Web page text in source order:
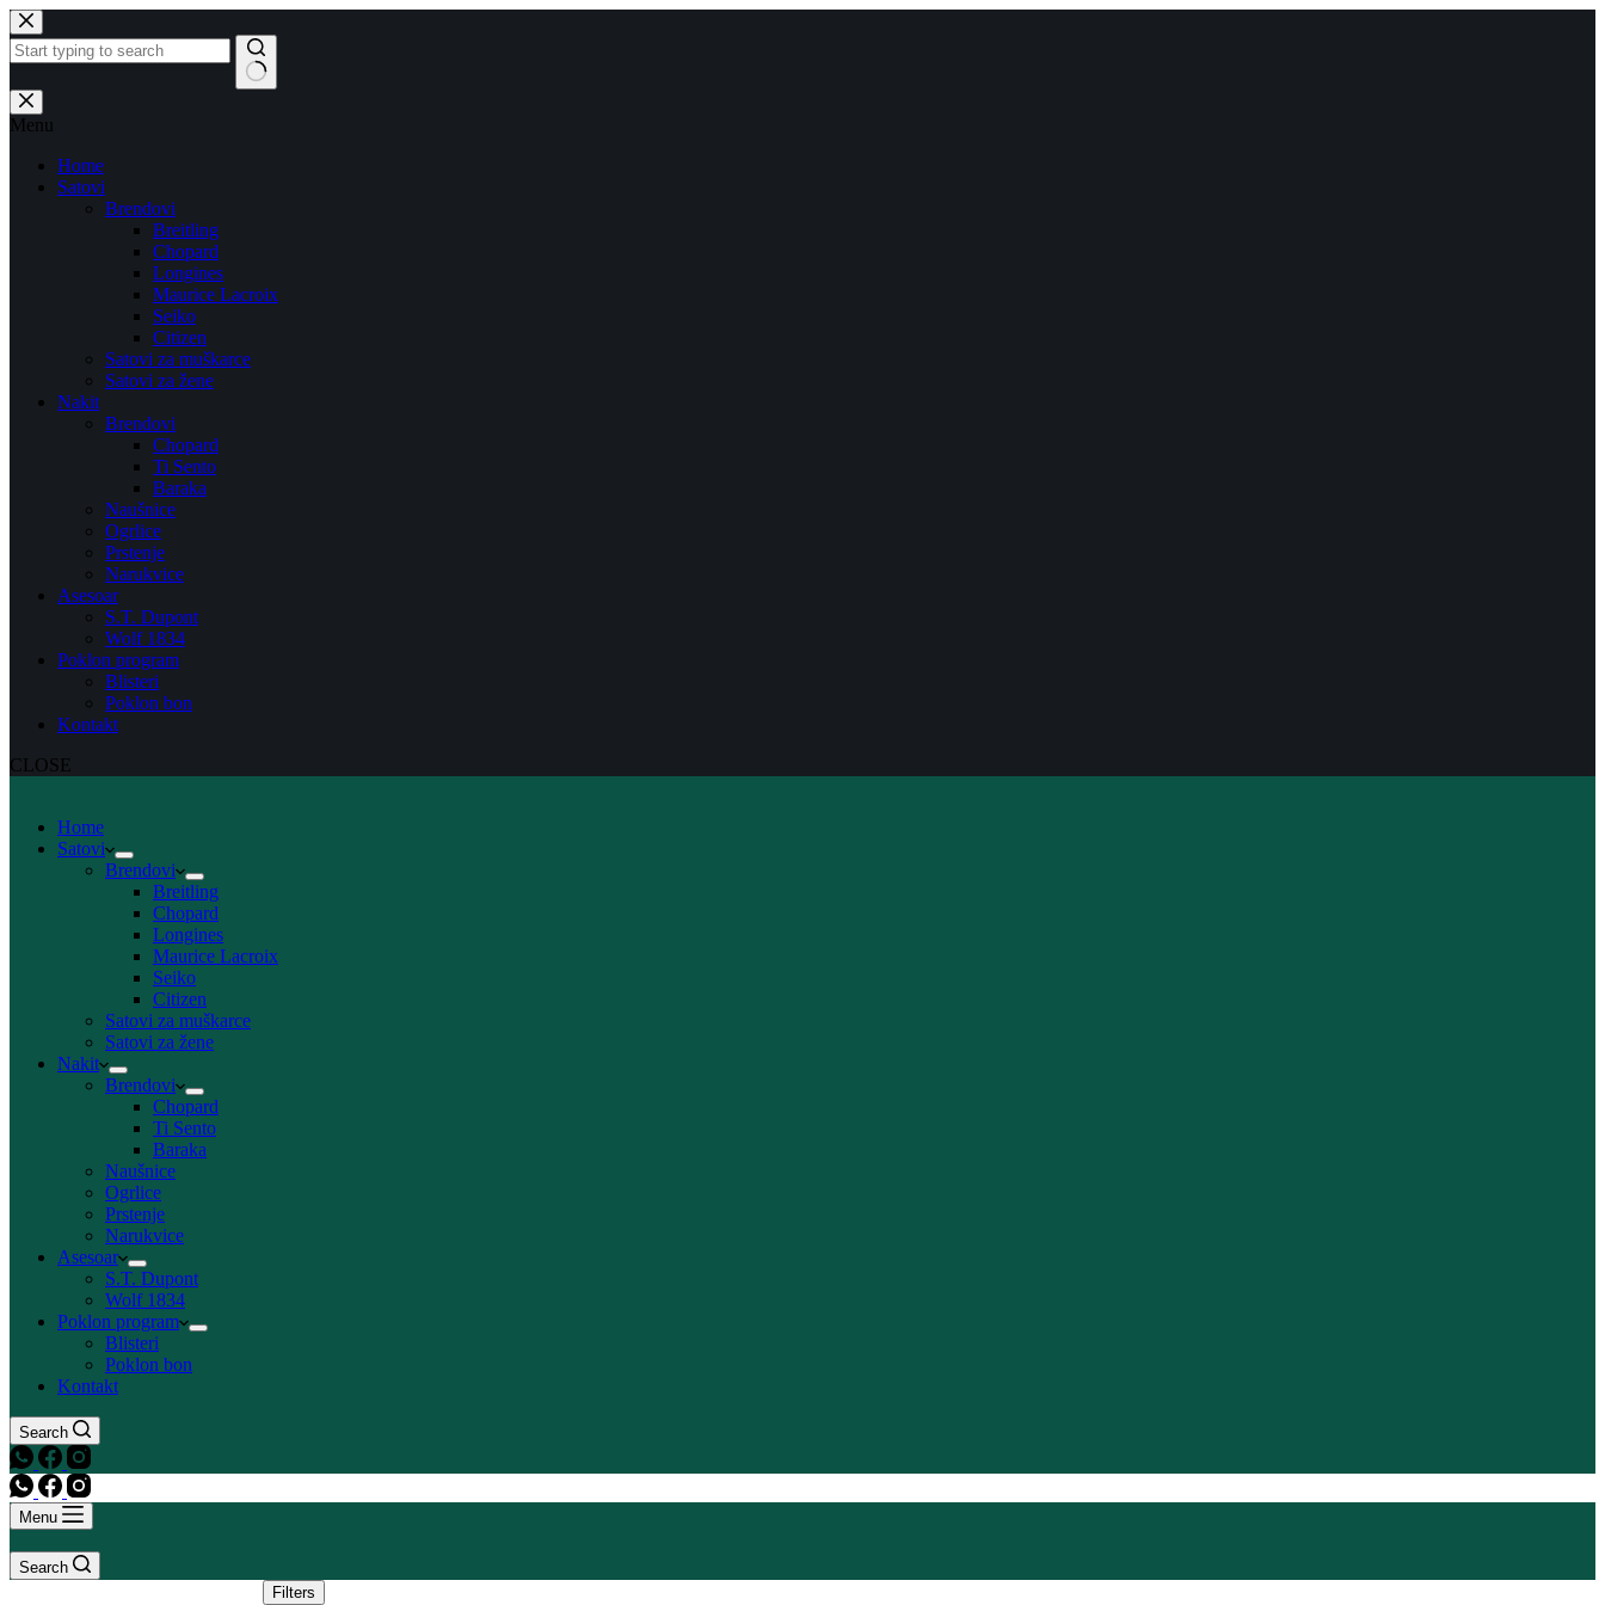
Skip
to
content
No
results
Menu
Home
Satovi
Brendovi
Breitling
Chopard
Longines
Maurice Lacroix
Seiko
Citizen
Satovi za muškarce
Satovi za žene
Nakit
Brendovi
Chopard
Ti Sento
Baraka
Naušnice
Ogrlice
Prstenje
Narukvice
Asesoar
S.T. Dupont
Wolf 1834
Poklon program
Blisteri
Poklon bon
Kontakt
CLOSE
Home
Satovi
Brendovi
Breitling
Chopard
Longines
Maurice Lacroix
Seiko
Citizen
Satovi za muškarce
Satovi za žene
Nakit
Brendovi
Chopard
Ti Sento
Baraka
Naušnice
Ogrlice
Prstenje
Narukvice
Asesoar
S.T. Dupont
Wolf 1834
Poklon program
Blisteri
Poklon bon
Kontakt
Search
Menu
Search
Filters